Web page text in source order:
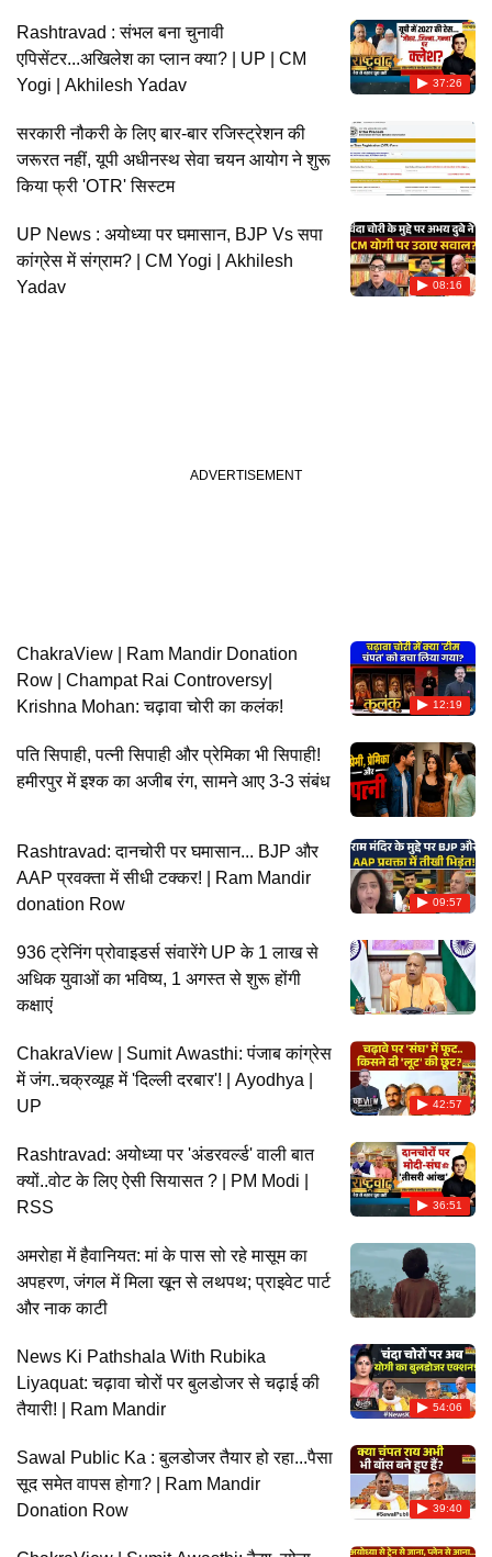
37:26
Rashtravad : संभल बना चुनावी
एपिसेंटर...अखिलेश का प्लान क्या? | UP | CM
Yogi | Akhilesh Yadav
सरकारी नौकरी के लिए बार-बार रजिस्ट्रेशन की
जरूरत नहीं, यूपी अधीनस्थ सेवा चयन आयोग ने शुरू
किया फ्री 'OTR' सिस्टम
08:16
UP News : अयोध्या पर घमासान, BJP Vs सपा
कांग्रेस में संग्राम? | CM Yogi | Akhilesh
Yadav
12:19
ChakraView | Ram Mandir Donation
Row | Champat Rai Controversy|
Krishna Mohan: चढ़ावा चोरी का कलंक!
पति सिपाही, पत्नी सिपाही और प्रेमिका भी सिपाही!
हमीरपुर में इश्क का अजीब रंग, सामने आए 3-3 संबंध
09:57
Rashtravad: दानचोरी पर घमासान... BJP और
AAP प्रवक्ता में सीधी टक्कर! | Ram Mandir
donation Row
936 ट्रेनिंग प्रोवाइडर्स संवारेंगे UP के 1 लाख से
अधिक युवाओं का भविष्य, 1 अगस्त से शुरू होंगी
कक्षाएं
42:57
ChakraView | Sumit Awasthi: पंजाब कांग्रेस
में जंग..चक्रव्यूह में 'दिल्ली दरबार'! | Ayodhya |
UP
36:51
Rashtravad: अयोध्या पर 'अंडरवर्ल्ड' वाली बात
क्यों..वोट के लिए ऐसी सियासत ? | PM Modi |
RSS
अमरोहा में हैवानियत: मां के पास सो रहे मासूम का
अपहरण, जंगल में मिला खून से लथपथ; प्राइवेट पार्ट
और नाक काटी
54:06
News Ki Pathshala With Rubika
Liyaquat: चढ़ावा चोरों पर बुलडोजर से चढ़ाई की
तैयारी! | Ram Mandir
39:40
Sawal Public Ka : बुलडोजर तैयार हो रहा...पैसा
सूद समेत वापस होगा? | Ram Mandir
Donation Row